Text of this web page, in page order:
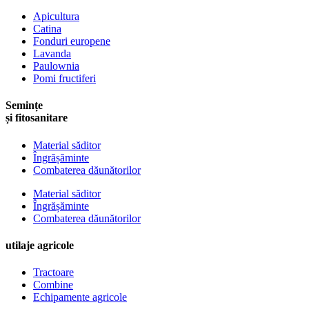
Apicultura
Catina
Fonduri europene
Lavanda
Paulownia
Pomi fructiferi
Semințe
și fitosanitare
Material săditor
Îngrășăminte
Combaterea dăunătorilor
Material săditor
Îngrășăminte
Combaterea dăunătorilor
utilaje agricole
Tractoare
Combine
Echipamente agricole